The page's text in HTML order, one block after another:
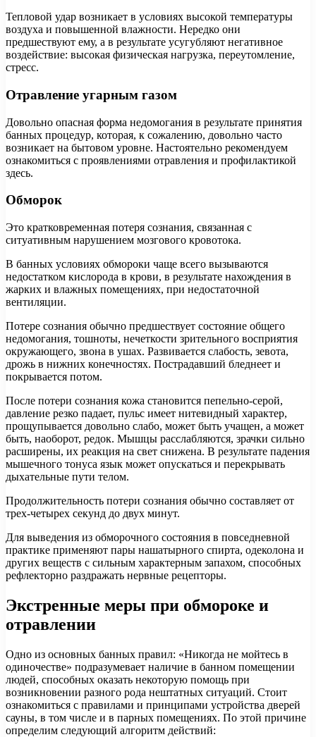
Тепловой удар возникает в условиях высокой температуры
воздуха и повышенной влажности. Нередко они
предшествуют ему, а в результате усугубляют негативное
воздействие: высокая физическая нагрузка, переутомление,
стресс.
Отравление угарным газом
Довольно опасная форма недомогания в результате принятия
банных процедур, которая, к сожалению, довольно часто
возникает на бытовом уровне. Настоятельно рекомендуем
ознакомиться с проявлениями отравления и профилактикой
здесь.
Обморок
Это кратковременная потеря сознания, связанная с
ситуативным нарушением мозгового кровотока.
В банных условиях обмороки чаще всего вызываются
недостатком кислорода в крови, в результате нахождения в
жарких и влажных помещениях, при недостаточной
вентиляции.
Потере сознания обычно предшествует состояние общего
недомогания, тошноты, нечеткости зрительного восприятия
окружающего, звона в ушах. Развивается слабость, зевота,
дрожь в нижних конечностях. Пострадавший бледнеет и
покрывается потом.
После потери сознания кожа становится пепельно-серой,
давление резко падает, пульс имеет нитевидный характер,
прощупывается довольно слабо, может быть учащен, а может
быть, наоборот, редок. Мышцы расслабляются, зрачки сильно
расширены, их реакция на свет снижена. В результате падения
мышечного тонуса язык может опускаться и перекрывать
дыхательные пути телом.
Продолжительность потери сознания обычно составляет от
трех-четырех секунд до двух минут.
Для выведения из обморочного состояния в повседневной
практике применяют пары нашатырного спирта, одеколона и
других веществ с сильным характерным запахом, способных
рефлекторно раздражать нервные рецепторы.
Экстренные меры при обмороке и
отравлении
Одно из основных банных правил: «Никогда не мойтесь в
одиночестве» подразумевает наличие в банном помещении
людей, способных оказать некоторую помощь при
возникновении разного рода нештатных ситуаций. Стоит
ознакомиться с правилами и принципами устройства дверей
сауны, в том числе и в парных помещениях. По этой причине
определим следующий алгоритм действий: